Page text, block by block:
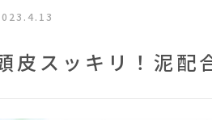
皮スッキリ！泥配